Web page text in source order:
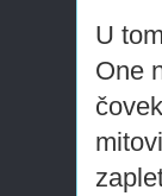
U
One